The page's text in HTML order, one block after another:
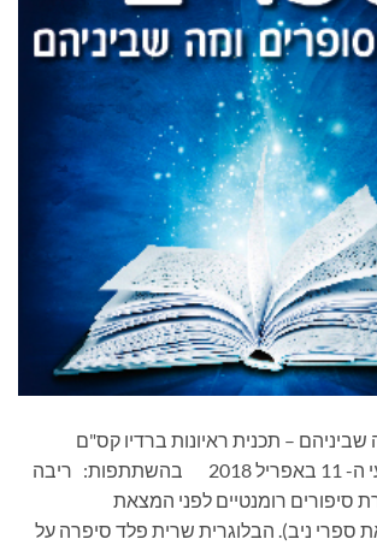
– תכנית ראיונות ברדיו קס"ם
106 FM – יום רביעי ה- 11 באפריל 2018 בהשתתפות: ריבה
סיפורים רומנטיים לפני המצאת
ספרי ניב). הבלוגרית שרית פלד סיפרה על